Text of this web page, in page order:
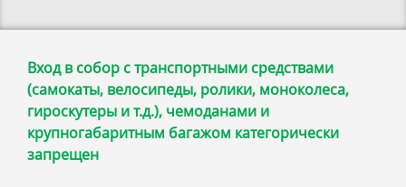
Вход в собор с транспортными средствами
(самокаты, велосипеды, ролики, моноколеса,
гироскутеры и т.д.), чемоданами и
крупногабаритным багажом категорически
запрещен